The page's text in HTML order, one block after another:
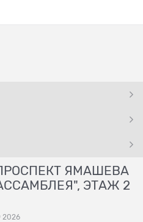
ЯМАШЕВА
ЭТАЖ 2
2026